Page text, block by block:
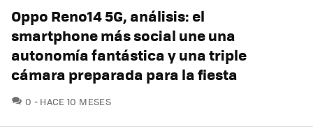
Oppo Reno14 5G, análisis: el
smartphone más social une una
autonomía fantástica y una triple
cámara preparada para la fiesta
0 COMENTARIOS
HACE 10 MESES